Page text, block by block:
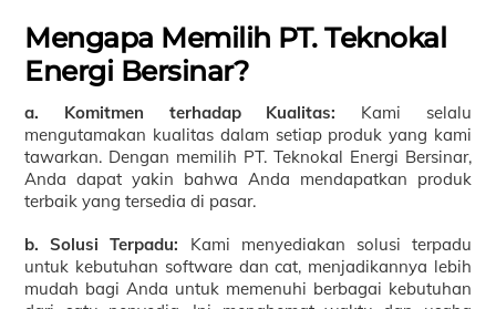
Mengapa Memilih PT. Teknokal
Energi Bersinar?
a. Komitmen terhadap Kualitas: Kami selalu
mengutamakan kualitas dalam setiap produk yang kami
tawarkan. Dengan memilih PT. Teknokal Energi Bersinar,
Anda dapat yakin bahwa Anda mendapatkan produk
terbaik yang tersedia di pasar.
b. Solusi Terpadu: Kami menyediakan solusi terpadu
untuk kebutuhan software dan cat, menjadikannya lebih
mudah bagi Anda untuk memenuhi berbagai kebutuhan